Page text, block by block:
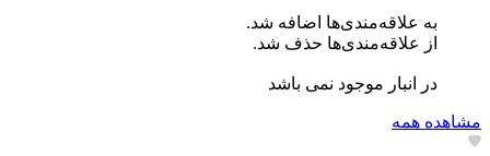
به علاقه‌مندی‌ها اضافه شد.
از علاقه‌مندی‌ها حذف شد.
در انبار موجود نمی باشد
مشاهده همه